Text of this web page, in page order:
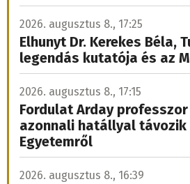
2026. augusztus 8., 17:25
Elhunyt Dr. Kerekes Béla,
legendás kutatója és az
2026. augusztus 8., 17:15
Fordulat Arday
azonnali hatállyal távozik
Egyetemről
2026. augusztus 8., 16:39